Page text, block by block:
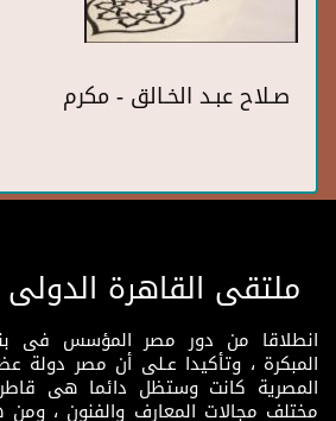
صـلاح عبـد الخـالق - مكرم
ملتقى القاهرة
انطلاقا من دور مصر المؤسس فى
المبكرة ، وتأكيدا عـلى أن مصر دولة
المصرية كانت وستظل دائما هى
مختلف مجالات المعارف والفنون ،